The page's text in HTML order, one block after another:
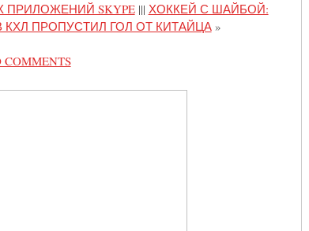
SKYPE||| ХОККЕЙ С ШАЙБОЙ:
ПРОПУСТИЛ ГОЛ ОТ КИТАЙЦА»
COMMENTS